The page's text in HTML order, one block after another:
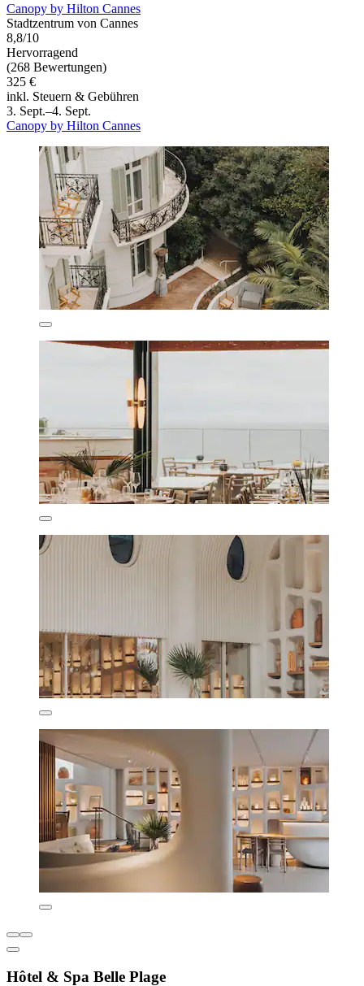
Canopy by Hilton Cannes
Stadtzentrum von Cannes
8,8/10
Hervorragend
(268 Bewertungen)
325 €
inkl. Steuern & Gebühren
3. Sept.–4. Sept.
Canopy by Hilton Cannes
Hôtel & Spa Belle Plage